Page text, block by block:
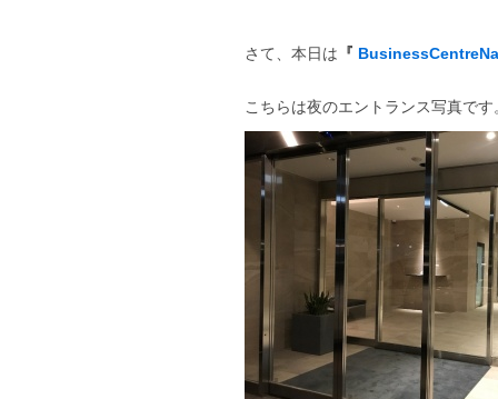
さて、本日は 『
こちらは夜のエントランス写真です